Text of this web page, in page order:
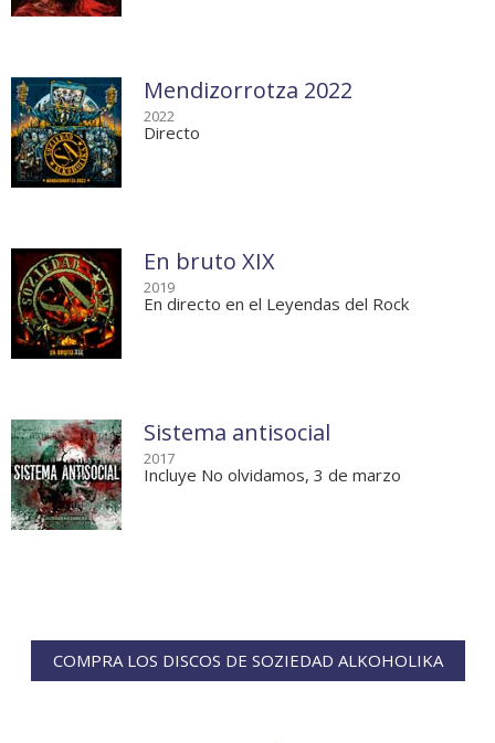
Mendizorrotza 2022
2022
Directo
En bruto XIX
2019
En directo en el Leyendas del Rock
Sistema antisocial
2017
Incluye No olvidamos, 3 de marzo
COMPRA LOS DISCOS DE SOZIEDAD ALKOHOLIKA